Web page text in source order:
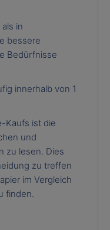
in
bessere
Bedürfnisse
innerhalb von 1
Kaufs ist die
und
zu lesen. Dies
zu treffen
im Vergleich
finden.